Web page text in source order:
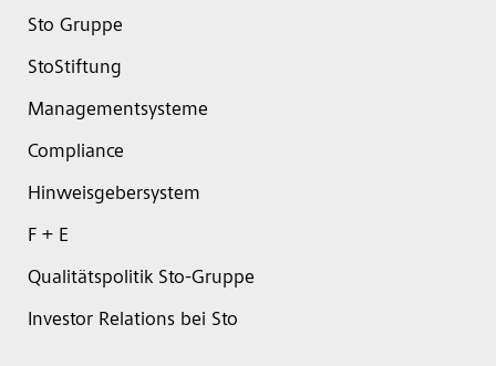
Sto Gruppe
StoStiftung
Managementsysteme
Compliance
Hinweisgebersystem
F + E
Qualitätspolitik Sto-Gruppe
Investor Relations bei Sto